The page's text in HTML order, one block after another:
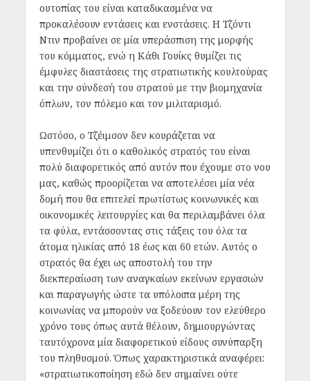
ουτοπίας του είναι καταδικασμένα να
προκαλέσουν εντάσεις και ενστάσεις. Η Τζόντι
Ντιν προβαίνει σε μία υπεράσπιση της μορφής
του κόμματος, ενώ η Κάθι Γουίκς θυμίζει τις
έμφυλες διαστάσεις της στρατιωτικής κουλτούρας
και την σύνδεσή του στρατού με την βιομηχανία
όπλων, τον πόλεμο και τον μιλιταρισμό.
Ωστόσο, ο Τζέιμσον δεν κουράζεται να
υπενθυμίζει ότι ο καθολικός στρατός του είναι
πολύ διαφορετικός από αυτόν που έχουμε στο νου
μας, καθώς προορίζεται να αποτελέσει μία νέα
δομή που θα επιτελεί πρωτίστως κοινωνικές και
οικονομικές λειτουργίες και θα περιλαμβάνει όλα
τα φύλα, εντάσσοντας στις τάξεις του όλα τα
άτομα ηλικίας από 18 έως και 60 ετών. Αυτός ο
στρατός θα έχει ως αποστολή του την
διεκπεραίωση των αναγκαίων εκείνων εργασιών
και παραγωγής ώστε τα υπόλοιπα μέρη της
κοινωνίας να μπορούν να ξοδεύουν τον ελεύθερο
χρόνο τους όπως αυτά θέλουν, δημιουργώντας
ταυτόχρονα μία διαφορετικού είδους συνύπαρξη
του πληθυσμού. Όπως χαρακτηριστικά αναφέρει:
«στρατιωτικοποίηση εδώ δεν σημαίνει ούτε